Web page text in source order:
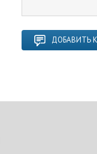
ДОБАВИТЬ